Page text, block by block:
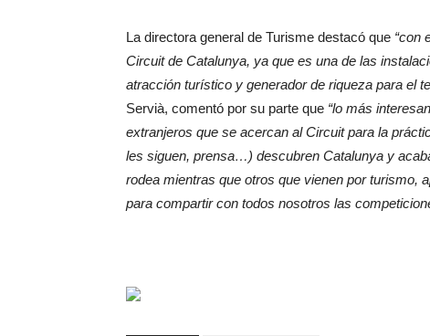
La directora general de Turisme destacó que “con
Circuit de Catalunya, ya que es una de las
atracción turístico y generador de riqueza para el
Servià, comentó por su parte que “lo más
extranjeros que se acercan al Circuit para la
les siguen, prensa…) descubren Catalunya y
rodea mientras que otros que vienen por turismo,
para compartir con todos nosotros las